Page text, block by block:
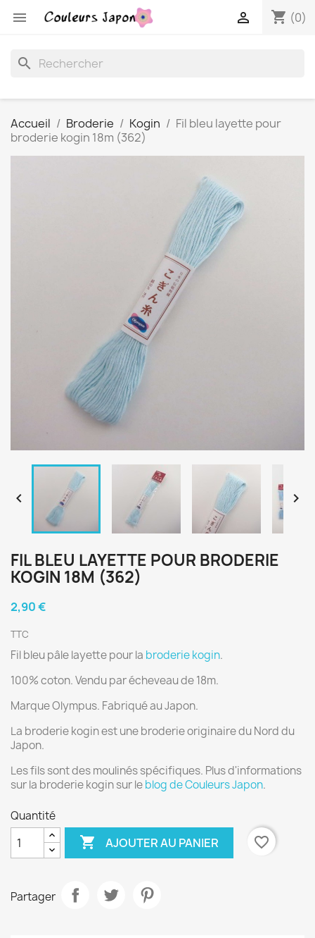
 shopping_cart (0)

search
Accueil Broderie Kogin
Fil bleu layette pour
broderie kogin 18m (362)
 
FIL BLEU LAYETTE POUR BRODERIE
KOGIN 18M (362)
2,90 €
TTC
Fil bleu pâle layette pour la broderie kogin.
100% coton. Vendu par écheveau de 18m.
Marque Olympus. Fabriqué au Japon.
La broderie kogin est une broderie originaire du Nord du
Japon.
Les fils sont des moulinés spécifiques. Plus d'informations
sur la broderie kogin sur leblog de Couleurs Japon.
Quantité
 AJOUTER AU PANIER favorite_border
Partager